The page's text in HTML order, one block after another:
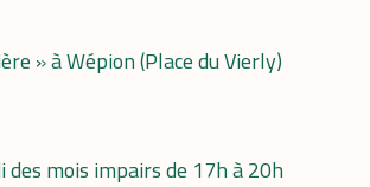
» à Wépion (Place du Vierly)
des mois impairs de 17h à 20h